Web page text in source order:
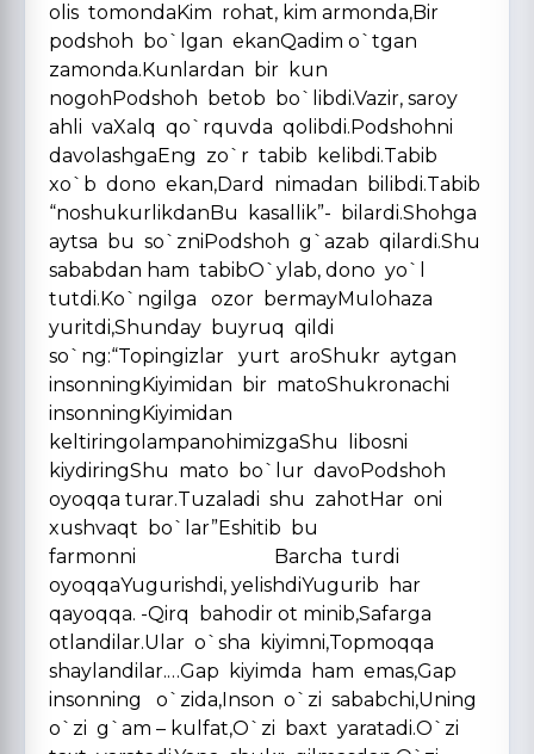
olis tomondaKim rohat, kim armonda,Bir
podshoh bo`lgan ekanQadim o`tgan
zamonda.Kunlardan bir kun
nogohPodshoh betob bo`libdi.Vazir, saroy
ahli vaXalq qo`rquvda qolibdi.Podshohni
davolashgaEng zo`r tabib kelibdi.Tabib
xo`b dono ekan,Dard nimadan bilibdi.Tabib
“noshukurlikdanBu kasallik”- bilardi.Shohga
aytsa bu so`zniPodshoh g`azab qilardi.Shu
sababdan ham tabibO`ylab, dono yo`l
tutdi.Ko`ngilga ozor bermayMulohaza
yuritdi,Shunday buyruq qildi
so`ng:“Topingizlar yurt aroShukr aytgan
insonningKiyimidan bir matoShukronachi
insonningKiyimidan
keltiringolampanohimizgaShu libosni
kiydiringShu mato bo`lur davoPodshoh
oyoqqa turar.Tuzaladi shu zahotHar oni
xushvaqt bo`lar”Eshitib bu
farmonni Barcha turdi
oyoqqaYugurishdi, yelishdiYugurib har
qayoqqa. -Qirq bahodir ot minib,Safarga
otlandilar.Ular o`sha kiyimni,Topmoqqa
shaylandilar.…Gap kiyimda ham emas,Gap
insonning o`zida,Inson o`zi sababchi,Uning
o`zi g`am – kulfat,O`zi baxt yaratadi.O`zi